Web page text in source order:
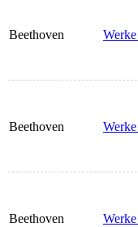
Beethoven
Beethoven
Beethoven